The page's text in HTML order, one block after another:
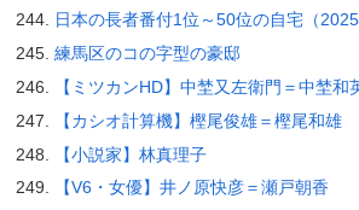
日本の長者番付1位～50位の自宅（2025
練馬区のコの字型の豪邸
【ミツカンHD】中埜又左衛門＝中埜和
【カシオ計算機】樫尾俊雄＝樫尾和雄
【小説家】林真理子
【V6・女優】井ノ原快彦＝瀬戸朝香